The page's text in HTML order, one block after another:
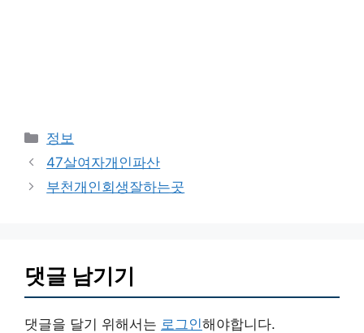
카
테
리
정보
47살여자개인파산
부천개인회생잘하는곳
댓글 남기기
댓글을 달기 위해서는 로그인해야합니다.